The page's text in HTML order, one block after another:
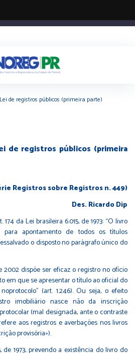
de registros públicos (primeira parte)
de registros públicos (primeira
Registros sobre Registros n. 449)
Ricardo Dip
da Lei brasileira 6.015, de 1973: “O livro
apontamento de todos os títulos
o disposto no parágrafo único do
dispõe ser eficaz o registro no ofício
em que se apresentar o título ao oficial do
(art. 1.246). Ou seja, o efeito
imobiliário nasce não da inscrição
(mal designada, ante o contraste
aos registros e averbações nos livros
provisória»).
prevendo a existência do livro do